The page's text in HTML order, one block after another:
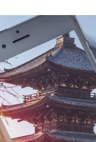
ン
タ
ル
考
察